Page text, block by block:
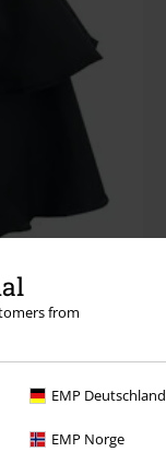
from
EMP Deutschland
EMP Norge